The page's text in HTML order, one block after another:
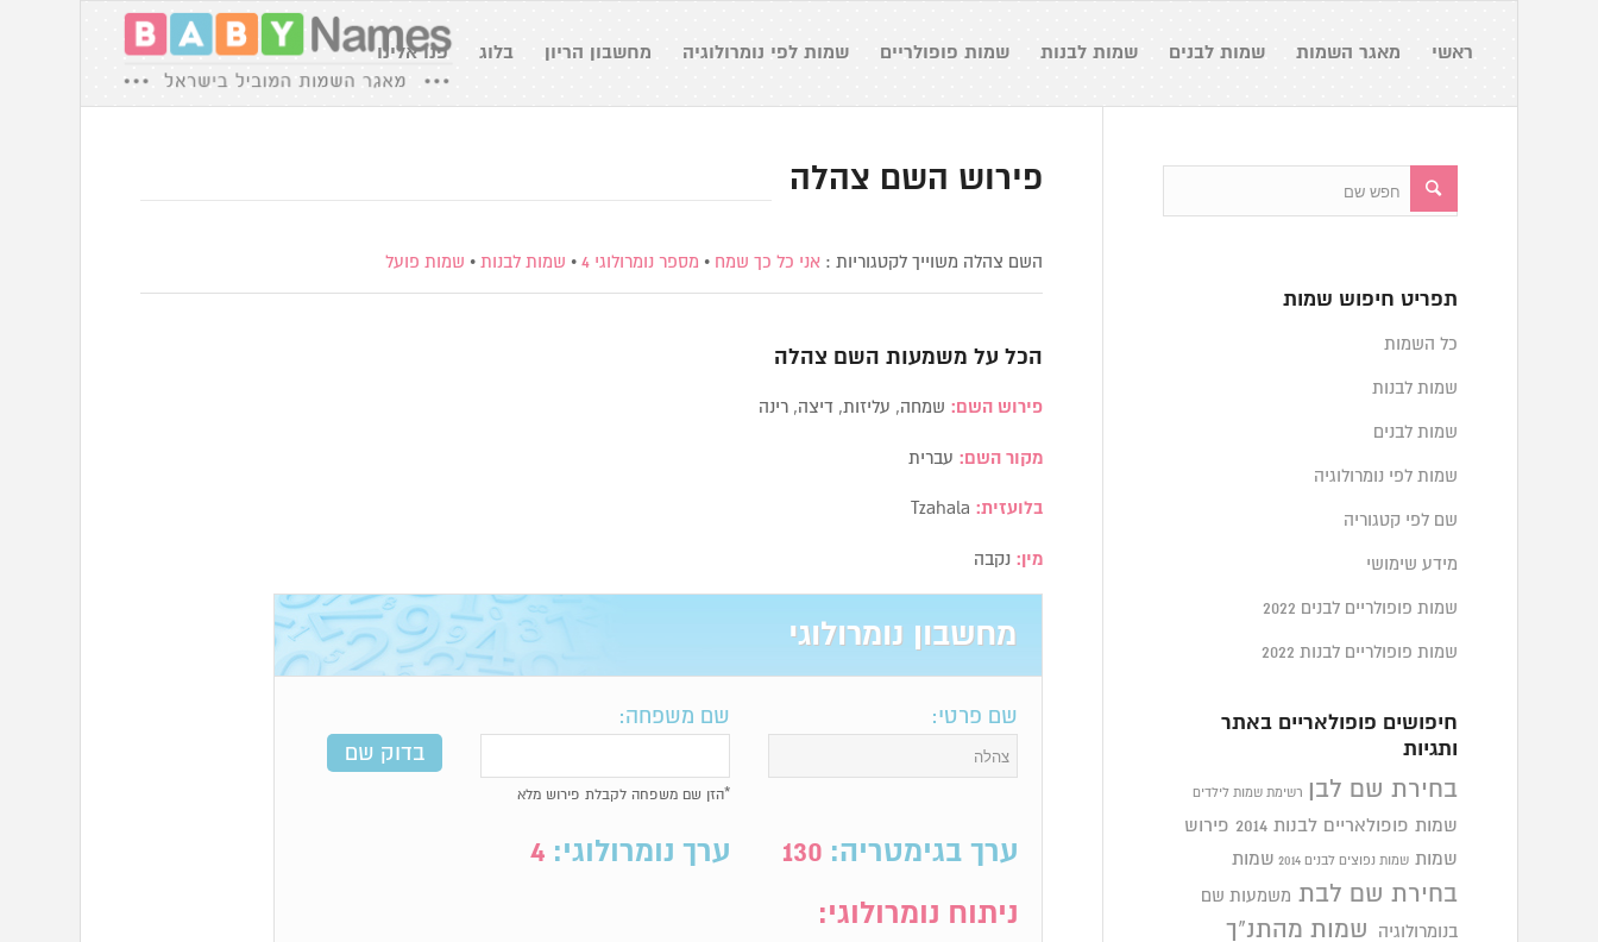
ראשי מאגר השמות שמות לבנים שמות לבנות שמות פופולריים שמות לפי נומרולוגיה מחשבון הריון בלוג פנו אלינו
פירוש השם צהלה
השם צהלה משוייך לקטגוריות :אני כל כך שמח • מספר נומרולוגי 4 • שמות לבנות • שמות פועל
הכל על משמעות השם צהלה
פירוש השם: שמחה, עליזות, דיצה, רינה
מקור השם: עברית
בלועזית:
מין: נקבה
מחשבון נומרולוגי
שם פרטי: שם משפחה:
*הזן שם משפחה לקבלת פירוש מלא
ערך בגימטריה: 130 ערך נומרולוגי: 4
ניתוח נומרולוגי:
תפריט חיפוש שמות
כל השמות
שמות לבנות
שמות לבנים
שמות לפי נומרולוגיה
שם לפי קטגוריה
מידע שימושי
שמות פופולריים לבנים 2022
שמות פופולריים לבנות 2022
חיפושים פופולאריים באתר
ותגיות
בחירת שם לבן רשימת שמות לילדים
שמות פופולאריים לבנות 2014 פירוש
שמות שמות נפוצים לבנים 2014 שמות
בחירת שם לבת משמעות שם
בנומרולוגיה
שמות מהתנ"ך